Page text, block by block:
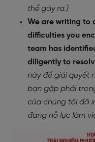
thể gây ra.)
We are writing to
difficulties you
team has
diligently to
này để giải quyết
bạn gặp phải
của chúng tôi đã
đang nỗ lực làm